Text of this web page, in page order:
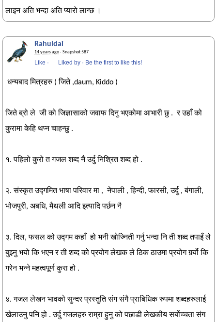
लाइन अति भन्दा अति प्यारो लाग्छ ।
Rahuldai
14 years ago· Snapshot 587
Like · Liked by · Be the first to like this!
धन्यबाद मित्रहरु ( जिते ,daum, Kiddo )
जिते ब्रो ले जी को जिज्ञासाको जवाफ दिनु भएकोमा आभारी छु . र उहाँ को
कुरामा केहि थप्न चाहन्छु .
१. पहिलो कुरो त गजल शब्द नै उर्दु निश्रित शब्द हो .
२. संस्कृत उद्गमित भाषा परिवार मा , नेपाली , हिन्दी, फारसी, उर्दु , बंगाली,
भोजपुरी, अबधि, मैथली आदि इत्यादि पर्छन नै
३. दिल, फसल को उद्गम कहाँ हो भनी खोज्निती गर्नु भन्दा नि ती शब्द तपाइँ ले
बुझ्नु भयो कि भएन र ती शब्द को प्रयोग लेखक ले ठिक ठाउमा प्रयोग गर्र्यो कि
गरेन भन्ने महत्वपूर्ण कुरा हो .
४. गजल लेखन भावको सुन्दर प्रस्तुति संग संगै प्राबिधिक रुपमा शब्दहरुलाई
खेलाउनु पनि हो . उर्दु गजलहरु राम्रा हुनु को पछाडी लेखकीय सर्बोच्चता संग